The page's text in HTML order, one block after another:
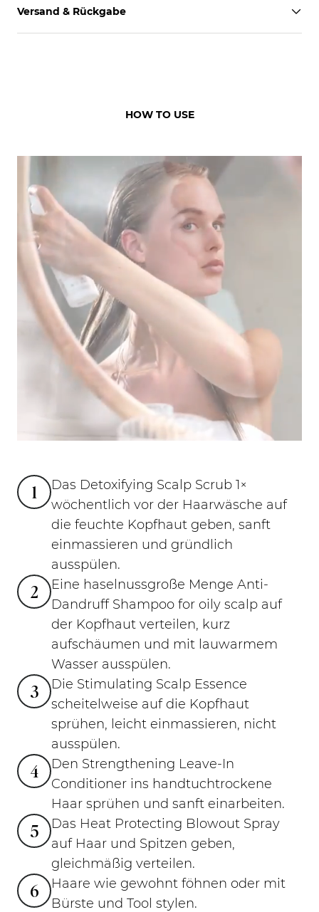
Versand & Rückgabe
HOW TO USE
1
Das Detoxifying Scalp Scrub 1×
wöchentlich vor der Haarwäsche auf
die feuchte Kopfhaut geben, sanft
einmassieren und gründlich
ausspülen.
2
Eine haselnussgroße Menge Anti-
Dandruff Shampoo for oily scalp auf
der Kopfhaut verteilen, kurz
aufschäumen und mit lauwarmem
Wasser ausspülen.
3
Die Stimulating Scalp Essence
scheitelweise auf die Kopfhaut
sprühen, leicht einmassieren, nicht
ausspülen.
4
Den Strengthening Leave-In
Conditioner ins handtuchtrockene
Haar sprühen und sanft einarbeiten.
5
Das Heat Protecting Blowout Spray
auf Haar und Spitzen geben,
gleichmäßig verteilen.
6
Haare wie gewohnt föhnen oder mit
Bürste und Tool stylen.